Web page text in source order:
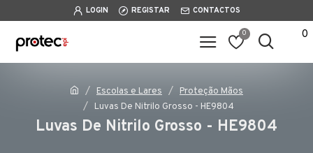
LOGIN REGISTAR CONTACTOS
0 0
Escolas e Lares
Proteção Mãos
Luvas De Nitrilo Grosso - HE9804
Luvas De Nitrilo Grosso - HE9804